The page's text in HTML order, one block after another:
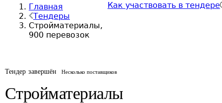
Главная
Тендеры
Стройматериалы,
900 перевозок
Как участвовать в тендере
Тендер завершён Несколько поставщиков
Стройматериалы